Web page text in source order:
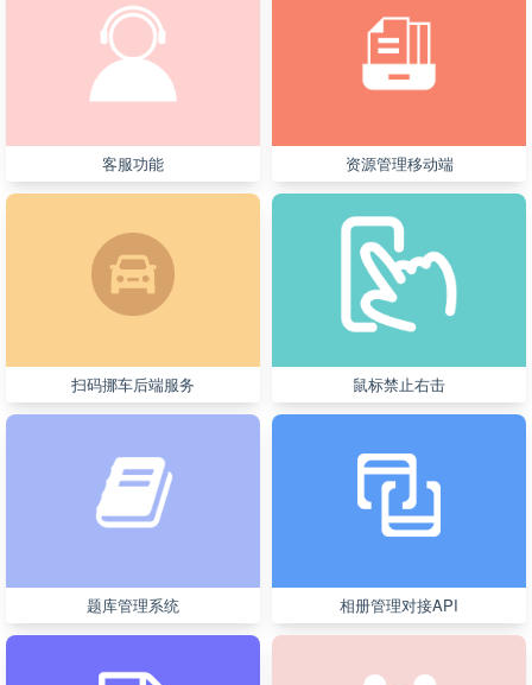
客服功能 资源管理移动端
扫码挪车后端服务 鼠标禁止右击
题库管理系统 相册管理对接API